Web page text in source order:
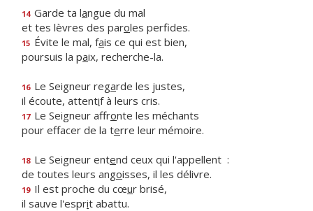
14 Garde ta langue du mal
et tes lèvres des paroles perfides.
15 Évite le mal, fais ce qui est bien,
poursuis la paix, recherche-la.
16 Le Seigneur regarde les justes,
il écoute, attentif à leurs cris.
17 Le Seigneur affronte les méchants
pour effacer de la terre leur mémoire.
18 Le Seigneur entend ceux qui l'appellent :
de toutes leurs angoisses, il les délivre.
19 Il est proche du cœur brisé,
il sauve l'esprit abattu.